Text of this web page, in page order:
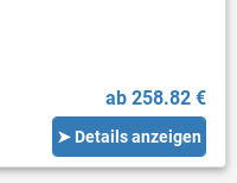
ab 258.82 €
➤ Details anzeigen